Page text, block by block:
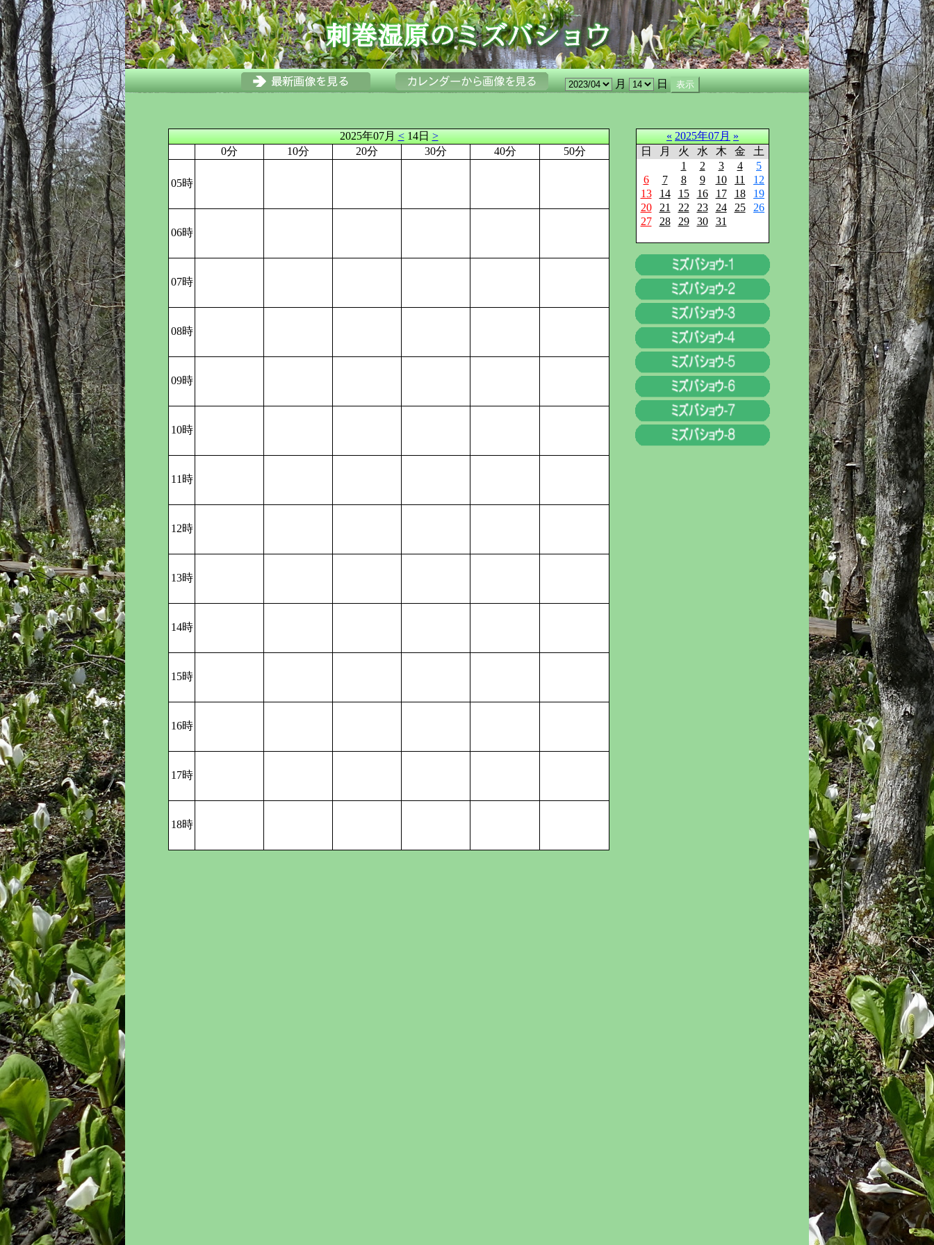
月 日
2025年07月<14日>
0分
10分 20分 30分 40分 50分
05時
06時
07時
08時
09時
10時
11時
12時
13時
14時
15時
16時
17時
18時
« 2025年07月 »
日
月 火 水 木 金
土
1
2 3 4
5
6
7 8 9 10 11
12
13
14 15 16 17 18
19
20
21 22 23 24 25
26
27
28 29 30 31